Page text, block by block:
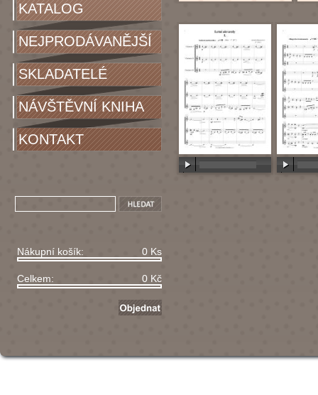
KATALOG
NEJPRODÁVANĚJŠÍ
SKLADATELÉ
NÁVŠTĚVNÍ KNIHA
KONTAKT
Nákupní košík: 0 Ks
Celkem: 0 Kč